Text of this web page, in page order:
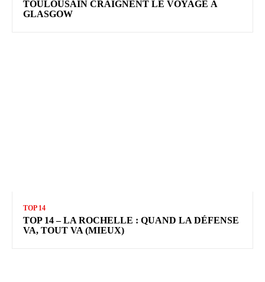
TOULOUSAIN CRAIGNENT LE VOYAGE À
GLASGOW
TOP 14
TOP 14 – LA ROCHELLE : QUAND LA DÉFENSE
VA, TOUT VA (MIEUX)